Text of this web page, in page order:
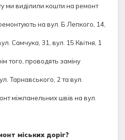
ми виділили кошти на ремонт
на вул. Б.Лепкого, 14,
Самчука, 31, вул. 15 Квітня, 1
того, проводять заміну
Тарнавського, 2 та вул.
міжпанельних швів на вул.
міських доріг?